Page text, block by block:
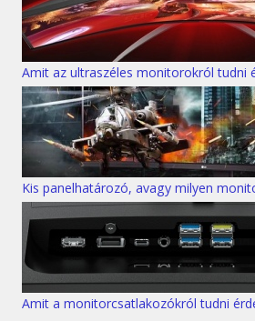
Amit az ultraszéles monitorokról tudni
Kis panelhatározó, avagy milyen
Amit a monitorcsatlakozókról tudni